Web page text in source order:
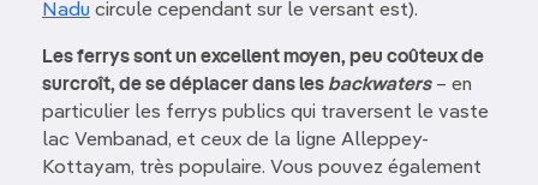
Nadu circule cependant sur le versant est).
Les ferrys sont un excellent moyen, peu coûteux de
surcroît, de se déplacer dans les backwaters– en
particulier les ferrys publics qui traversent le vaste
lac Vembanad, et ceux de la ligne Alleppey-
Kottayam, très populaire. Vous pouvez également